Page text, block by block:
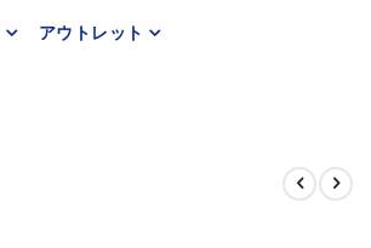
アウトレット